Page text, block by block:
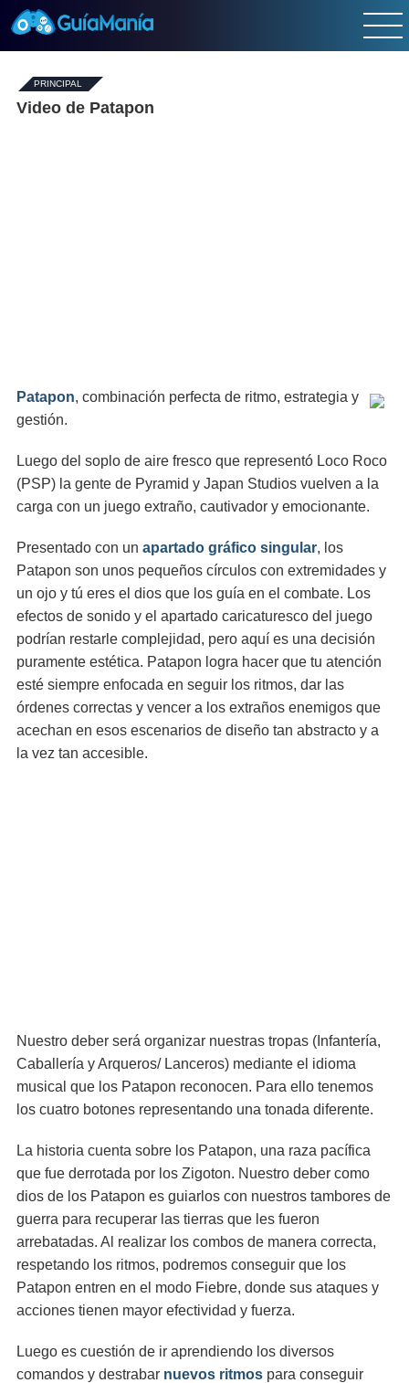
PRINCIPAL -
Video de Patapon
Patapon, combinación perfecta de ritmo, estrategia y
gestión.
Luego del soplo de aire fresco que representó Loco Roco
(PSP) la gente de Pyramid y Japan Studios vuelven a la
carga con un juego extraño, cautivador y emocionante.
Presentado con un apartado gráfico singular, los
Patapon son unos pequeños círculos con extremidades y
un ojo y tú eres el dios que los guía en el combate. Los
efectos de sonido y el apartado caricaturesco del juego
podrían restarle complejidad, pero aquí es una decisión
puramente estética. Patapon logra hacer que tu atención
esté siempre enfocada en seguir los ritmos, dar las
órdenes correctas y vencer a los extraños enemigos que
acechan en esos escenarios de diseño tan abstracto y a
la vez tan accesible.
Nuestro deber será organizar nuestras tropas (Infantería,
Caballería y Arqueros/ Lanceros) mediante el idioma
musical que los Patapon reconocen. Para ello tenemos
los cuatro botones representando una tonada diferente.
La historia cuenta sobre los Patapon, una raza pacífica
que fue derrotada por los Zigoton. Nuestro deber como
dios de los Patapon es guiarlos con nuestros tambores de
guerra para recuperar las tierras que les fueron
arrebatadas. Al realizar los combos de manera correcta,
respetando los ritmos, podremos conseguir que los
Patapon entren en el modo Fiebre, donde sus ataques y
acciones tienen mayor efectividad y fuerza.
Luego es cuestión de ir aprendiendo los diversos
comandos y destrabar nuevos ritmos para conseguir